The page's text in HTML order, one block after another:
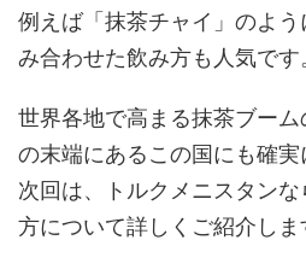
例えば「抹茶チャイ」のよ
み合わせた飲み方も人気です
世界各地で高まる抹茶ブー
の末端にあるこの国にも確実
次回は、トルクメニスタン
方について詳しくご紹介しま